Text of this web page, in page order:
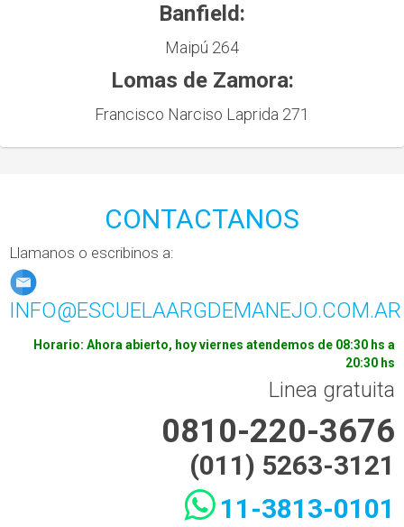
Banfield:
Maipú 264
Lomas de Zamora:
Francisco Narciso Laprida 271
CONTACTANOS
Llamanos o escribinos a:
INFO@ESCUELAARGDEMANEJO.COM.AR
Horario: Ahora abierto, hoy viernes atendemos de 08:30 hs a
20:30 hs
Linea gratuita
0810-220-3676
(011) 5263-3121
11-3813-0101